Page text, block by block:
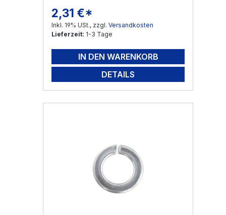
Regulärer Preis:
2,31 €*
Inkl. 19% USt., zzgl. Versandkosten
Lieferzeit: 1-3 Tage
IN DEN WARENKORB
DETAILS